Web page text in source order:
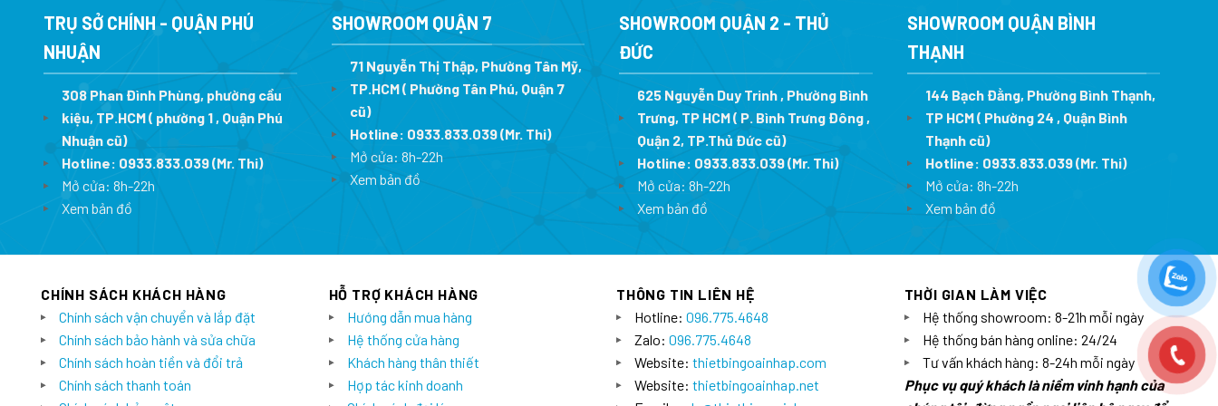
2.418.000 ₫.
7.618.000 ₫.
2.314.000 ₫.
TRỤ SỞ CHÍNH - QUẬN PHÚ
NHUẬN
308 Phan Đình Phùng, phường cầu
kiệu, TP.HCM ( phường 1 , Quận Phú
Nhuận cũ)
Hotline: 0933.833.039(Mr. Thi)
Mở cửa: 8h-22h
Xem bản đồ
SHOWROOM QUẬN 7
71 Nguyễn Thị Thập, Phường Tân Mỹ,
TP.HCM ( Phường Tân Phú, Quận 7
cũ)
Hotline: 0933.833.039(Mr. Thi)
Mở cửa: 8h-22h
Xem bản đồ
SHOWROOM QUẬN 2 - THỦ
ĐỨC
625 Nguyễn Duy Trinh , Phường Bình
Trưng, TP HCM ( P. Bình Trưng Đông ,
Quận 2, TP.Thủ Đức cũ)
Hotline: 0933.833.039(Mr. Thi)
Mở cửa: 8h-22h
Xem bản đồ
SHOWROOM QUẬN BÌNH
THẠNH
144 Bạch Đằng, Phường Bình Thạnh,
TP HCM ( Phường 24 , Quận Bình
Thạnh cũ)
Hotline: 0933.833.039(Mr. Thi)
Mở cửa: 8h-22h
Xem bản đồ
CHÍNH SÁCH KHÁCH HÀNG
Chính sách vận chuyển và lắp đặt
Chính sách bảo hành và sửa chữa
Chính sách hoàn tiền và đổi trả
Chính sách thanh toán
HỖ TRỢ KHÁCH HÀNG
Hướng dẫn mua hàng
Hệ thống cửa hàng
Khách hàng thân thiết
Hợp tác kinh doanh
THÔNG TIN LIÊN HỆ
Hotline: 096.775.4648
Zalo: 096.775.4648
Website: thietbingoainhap.com
Website: thietbingoainhap.net
THỜI GIAN LÀM VIỆC
Hệ thống showroom: 8-21h mỗi ngày
Hệ thống bán hàng online: 24/24
Tư vấn khách hàng: 8-24h mỗi ngày
Phục vụ quý khách là niềm vinh hạnh của